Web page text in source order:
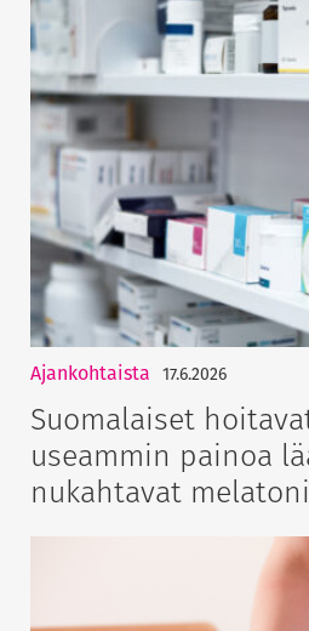
Ajankohtaista 17.6.2026
Suomalaiset
useammin painoa
nukahtavat